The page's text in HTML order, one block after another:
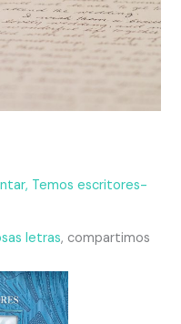
, Temos escritores-
letras, compartimos